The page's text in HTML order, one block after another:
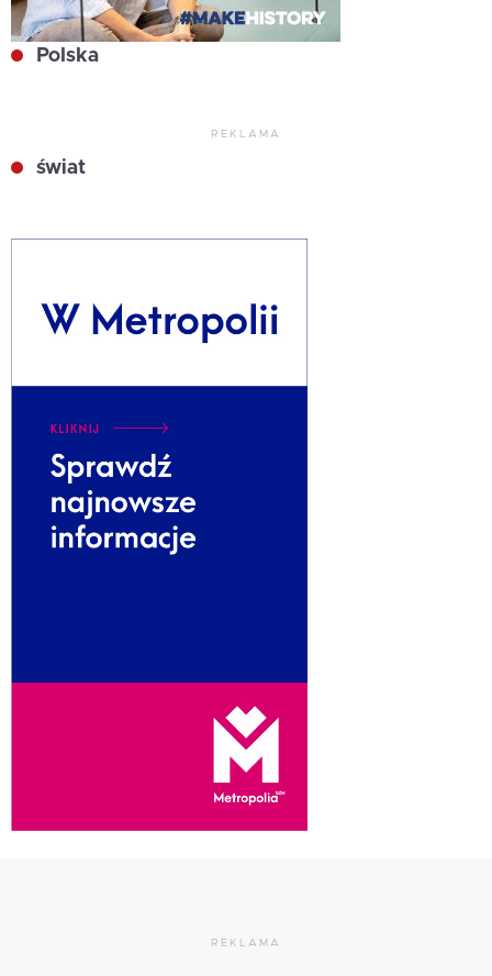
Polska
REKLAMA
świat
REKLAMA